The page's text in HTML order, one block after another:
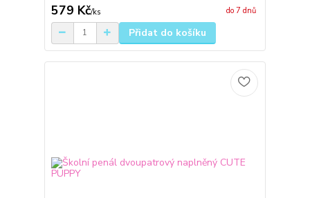
579 Kč/ks do 7 dnů
Přidat do košíku